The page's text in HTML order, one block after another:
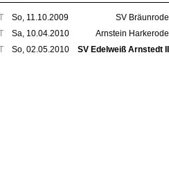
So, 11.10.2009 SV Bräunrode
Sa, 10.04.2010 Arnstein Harkerode
So, 02.05.2010 SV Edelweiß Arnstedt II